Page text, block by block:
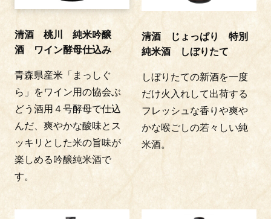
清酒 桃川 純米吟醸
酒 ワイン酵母仕込み
青森県産米「まっしぐ
ら」をワイン用の協会ぶ
どう酒用４号酵母で仕込
んだ、爽やかな酸味とス
ッキリとした米の旨味が
楽しめる吟醸純米酒で
す。
清酒 じょっぱり 特別
純米酒 しぼりたて
しぼりたての新酒を一度
だけ火入れして出荷する
フレッシュな香りや爽や
かな喉ごしの若々しい純
米酒。